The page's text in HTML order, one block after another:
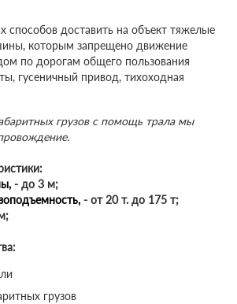
способов доставить на объект тяжелые
которым запрещено движение
по дорогам общего пользования
гусеничный привод, тихоходная
грузов с помощь трала мы
- до 3 м;
- от 20 т. до 175 т;
грузов